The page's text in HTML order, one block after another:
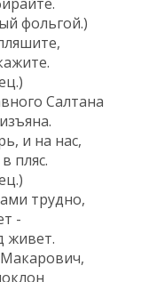
фольгой.)
Салтана
и на нас,
пляс.
трудно,
-
живет.